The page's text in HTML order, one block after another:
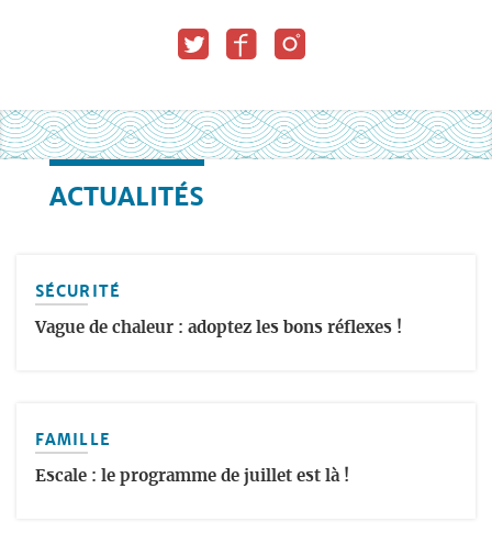
ACTUALITÉS
SÉCURITÉ
Vague de chaleur : adoptez les bons réflexes !
FAMILLE
Escale : le programme de juillet est là !